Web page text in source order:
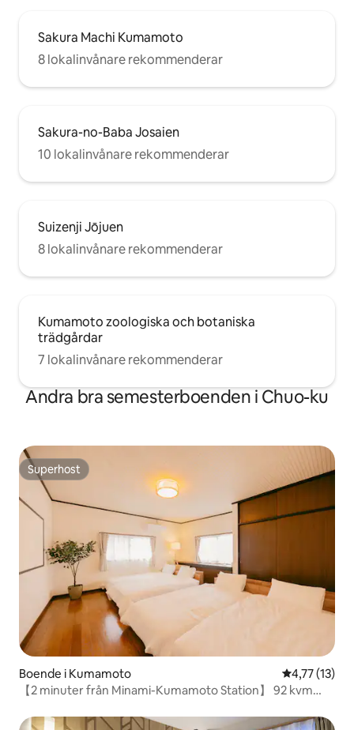
Sakura Machi Kumamoto
8 lokalinvånare rekommenderar
Sakura-no-Baba Josaien
10 lokalinvånare rekommenderar
Suizenji Jōjuen
8 lokalinvånare rekommenderar
Kumamoto zoologiska och botaniska
trädgårdar
7 lokalinvånare rekommenderar
Andra bra semesterboenden i Chuo-ku
Superhost
Superhost
Boende i Kumamoto 4,77 av 5 i
4,77 (13)
【2 minuter från Minami-Kumamoto Station】 92 kvm
/ 75-tums TV